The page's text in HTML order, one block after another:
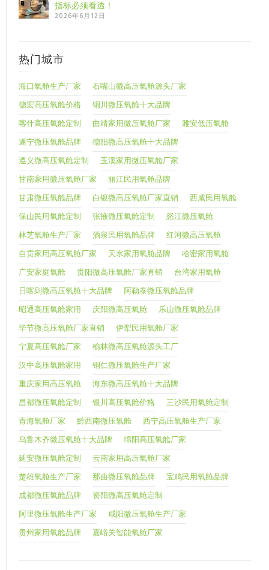
指标必须看透！
2026年6月12日
热门城市
海口氧舱生产厂家 石嘴山微高压氧舱源头厂家
德宏高压氧舱价格 铜川微压氧舱十大品牌
喀什高压氧舱定制 曲靖家用微压氧舱厂家 雅安低压氧舱
遂宁微压氧舱品牌 德阳微高压氧舱十大品牌
遵义微高压氧舱定制 玉溪家用微压氧舱厂家
甘南家用微压氧舱厂家 丽江民用氧舱品牌
甘肃微压氧舱品牌 白银微高压氧舱厂家直销 西咸民用氧舱
保山民用氧舱定制 张掖微压氧舱定制 怒江微压氧舱
林芝氧舱生产厂家 酒泉民用氧舱品牌 红河微高压氧舱
自贡家用高压氧舱厂家 天水家用氧舱品牌 哈密家用氧舱
广安家庭氧舱 贵阳微高压氧舱厂家直销 台湾家用氧舱
日喀则微高压氧舱十大品牌 阿勒泰微压氧舱品牌
昭通高压氧舱家用 庆阳微高压氧舱 乐山微压氧舱品牌
毕节微高压氧舱厂家直销 伊犁民用氧舱厂家
宁夏高压氧舱厂家 榆林微高压氧舱源头工厂
汉中高压氧舱家用 铜仁微压氧舱生产厂家
重庆家用高压氧舱 海东微高压氧舱十大品牌
昌都微压氧舱定制 银川高压氧舱价格 三沙民用氧舱定制
青海氧舱厂家 黔西南微压氧舱 西宁高压氧舱生产厂家
乌鲁木齐微压氧舱十大品牌 绵阳高压氧舱厂家
延安微压氧舱定制 云南家用高压氧舱厂家
楚雄氧舱生产厂家 那曲微压氧舱品牌 宝鸡民用氧舱品牌
成都微压氧舱品牌 资阳微高压氧舱定制
阿里微压氧舱生产厂家 咸阳微压氧舱生产厂家
贵州家用氧舱品牌 嘉峪关智能氧舱厂家